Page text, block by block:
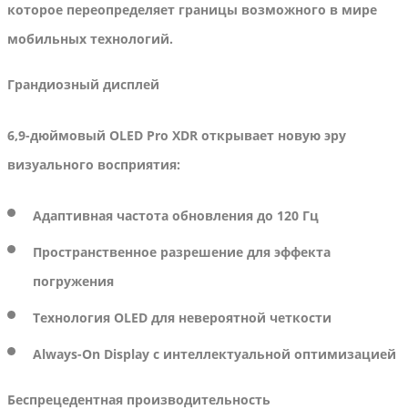
которое переопределяет границы возможного в мире
мобильных технологий.
Грандиозный дисплей
6,9-дюймовый OLED Pro XDR открывает новую эру
визуального восприятия:
Адаптивная частота обновления до 120 Гц
Пространственное разрешение для эффекта
погружения
Технология OLED для невероятной четкости
Always-On Display с интеллектуальной оптимизацией
Беспрецедентная производительность